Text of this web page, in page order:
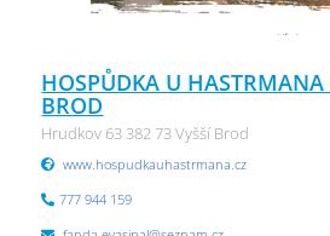
HOSPŮDKA U HASTRMANA
BROD
Hrudkov 63 382 73 Vyšší Brod
www.hospudkauhastrmana.cz
777 944 159